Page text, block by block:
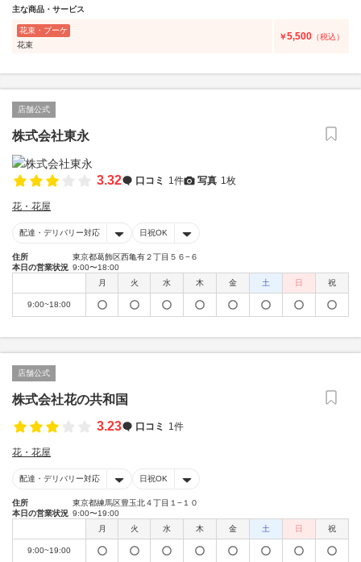
主な商品・サービス
花束・ブーケ
花束
￥5,500 （税込）
店舗公式
株式会社東永
3.32 口コミ 1件 写真 1枚
花・花屋
配達・デリバリー対応 日祝OK
住所
東京都葛飾区西亀有２丁目５６−６
本日の営業状況 9:00〜18:00
月
火 水 木 金 土 日 祝
9:00~18:00
店舗公式
株式会社花の共和国
3.23
口コミ 1件
花・花屋
配達・デリバリー対応 日祝OK
住所
東京都練馬区豊玉北４丁目１−１０
本日の営業状況 9:00〜19:00
月
火 水 木 金 土 日 祝
9:00~19:00